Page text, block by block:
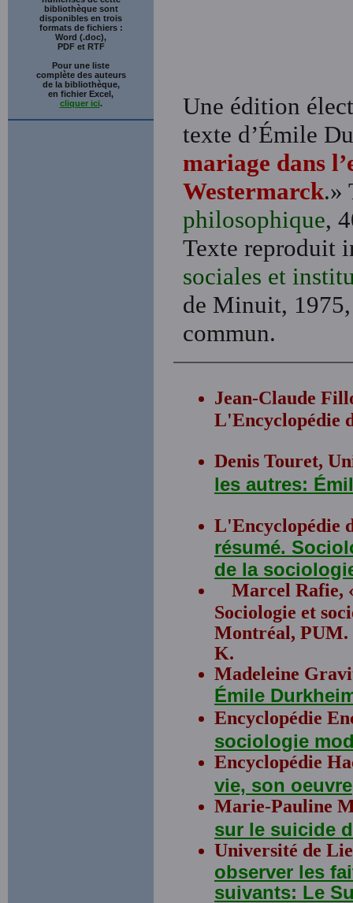
bibliothèque sont
disponibles en trois
formats de fichiers :
Word (.doc),
PDF et RTF
Pour une liste
complète des auteurs
de la bibliothèque,
en fichier Excel,
cliquer ici.
Une édition
texte d’Émile
mariage dans
Westermarck.»
philosophique,
Texte reproduit
sociales et
de Minuit,
commun.
Jean-Claude
L'Encyclopédie
Denis Touret,
les autres:
L'Encyclopédie
résumé.
de la
Marcel Rafie,
Sociologie et
Montréal, PUM.
K.
Madeleine
Émile
Encyclopédie
sociologie
Encyclopédie
vie, son oeuvre
Marie-Pauline
sur le suicide
Université de
observer les
suivants: Le